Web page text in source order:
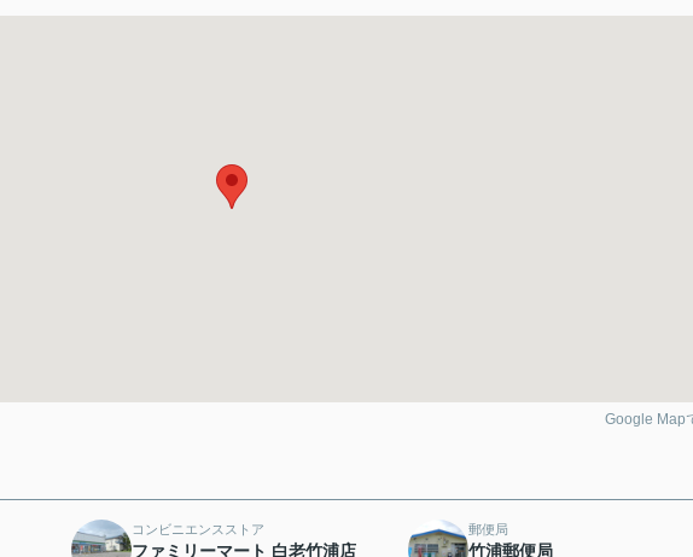
Google Map
コンビニエンスストア
ファミリーマート 白老竹浦店
郵便局
竹浦郵便局